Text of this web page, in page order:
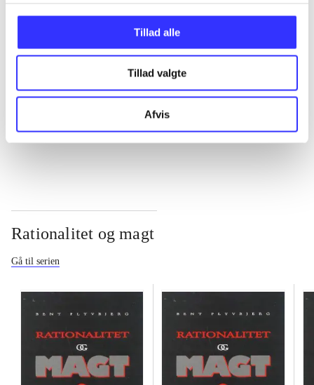
Tillad alle
Tillad valgte
Afvis
Rationalitet og magt
Gå til serien